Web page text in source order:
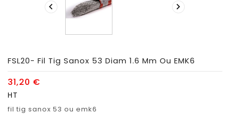
 
FSL20- Fil Tig Sanox 53 Diam 1.6 Mm Ou EMK6
31,20 €
HT
fil tig sanox 53 ou emk6